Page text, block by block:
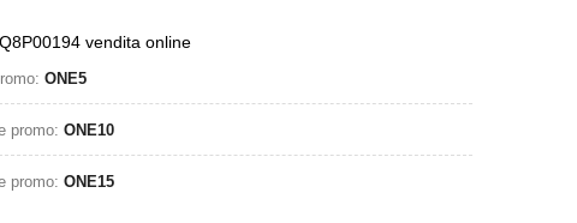
vendita online
ONE5
promo: ONE10
promo: ONE15